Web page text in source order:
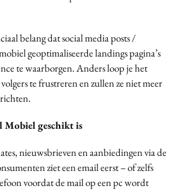
belang dat social media posts /
geoptimaliseerde landings pagina’s
te waarborgen. Anders loop je het
te frustreren en zullen ze niet meer
Mobiel geschikt is
nieuwsbrieven en aanbiedingen via de
ziet een email eerst – of zelfs
voordat de mail op een pc wordt